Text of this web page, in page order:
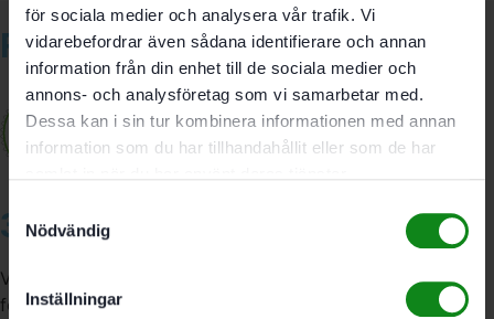
för sociala medier och analysera vår trafik. Vi
vidarebefordrar även sådana identifierare och annan
information från din enhet till de sociala medier och
annons- och analysföretag som vi samarbetar med.
Dessa kan i sin tur kombinera informationen med annan
information som du har tillhandahållit eller som de har
Nödvändig
Inställningar
Relaterade produkter
3A Byggdelen
Vi är återförsäljare av elverktyg, tillbehör, infästning och
förbrukningsmaterial. Vi har en fysisk butik och